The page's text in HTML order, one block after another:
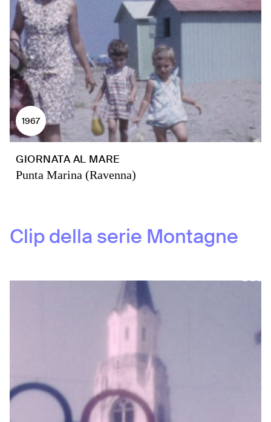
1967
GIORNATA AL MARE
Punta Marina (Ravenna)
Clip della serie Montagne